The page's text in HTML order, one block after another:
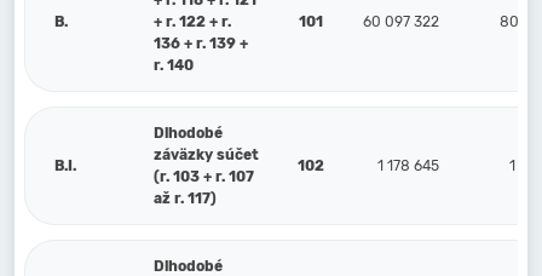
B.
+ r. 122 + r.
136 + r. 139 +
r. 140
101 60 097 322 80
B.I.
Dlhodobé
záväzky súčet
(r. 103 + r. 107
až r. 117)
102 1 178 645 1
Dlhodobé